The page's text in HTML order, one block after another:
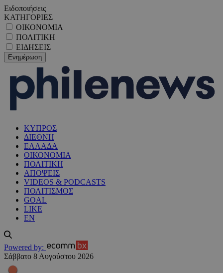
Ειδοποιήσεις
ΚΑΤΗΓΟΡΙΕΣ
ΟΙΚΟΝΟΜΙΑ
ΠΟΛΙΤΙΚΗ
ΕΙΔΗΣΕΙΣ
ΚΥΠΡΟΣ
ΔΙΕΘΝΗ
ΕΛΛΑΔΑ
ΟΙΚΟΝΟΜΙΑ
ΠΟΛΙΤΙΚΗ
ΑΠΟΨΕΙΣ
VIDEOS & PODCASTS
ΠΟΛΙΤΙΣΜΟΣ
GOAL
LIKE
EN
Powered by:
Σάββατο 8 Αυγούστου 2026